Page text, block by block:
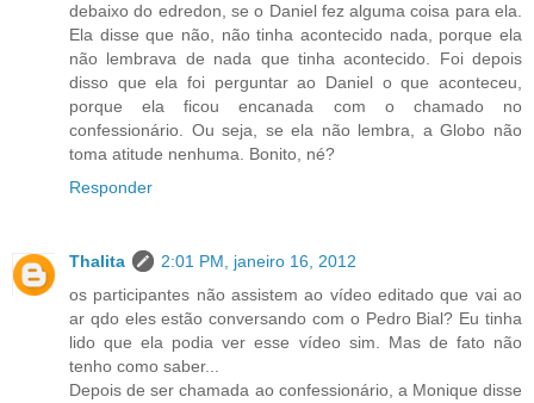
debaixo do edredon, se o Daniel fez alguma coisa para ela.
Ela disse que não, não tinha acontecido nada, porque ela
não lembrava de nada que tinha acontecido. Foi depois
disso que ela foi perguntar ao Daniel o que aconteceu,
porque ela ficou encanada com o chamado no
confessionário. Ou seja, se ela não lembra, a Globo não
toma atitude nenhuma. Bonito, né?
Responder
Thalita
2:01 PM, janeiro 16, 2012
os participantes não assistem ao vídeo editado que vai ao
ar qdo eles estão conversando com o Pedro Bial? Eu tinha
lido que ela podia ver esse vídeo sim. Mas de fato não
tenho como saber...
Depois de ser chamada ao confessionário, a Monique disse